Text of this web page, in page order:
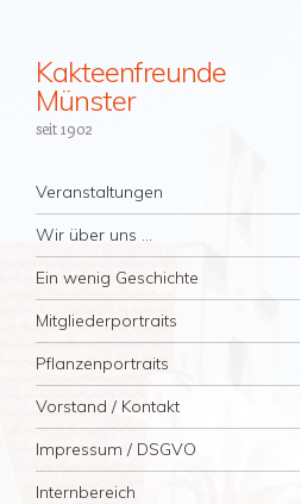
Kakteenfreunde
Münster
seit 1902
Navigation
Zum Inhalt springen
Veranstaltungen
Wir über uns …
Ein wenig Geschichte
Mitgliederportraits
Pflanzenportraits
Vorstand / Kontakt
Impressum / DSGVO
Internbereich